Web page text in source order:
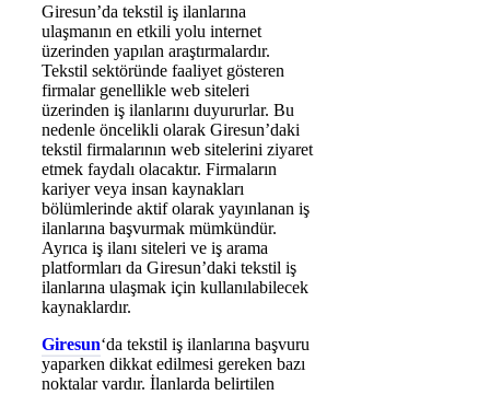
Giresun’da tekstil iş ilanlarına
ulaşmanın en etkili yolu internet
üzerinden yapılan araştırmalardır.
Tekstil sektöründe faaliyet gösteren
firmalar genellikle web siteleri
üzerinden iş ilanlarını duyururlar. Bu
nedenle öncelikli olarak Giresun’daki
tekstil firmalarının web sitelerini ziyaret
etmek faydalı olacaktır. Firmaların
kariyer veya insan kaynakları
bölümlerinde aktif olarak yayınlanan iş
ilanlarına başvurmak mümkündür.
Ayrıca iş ilanı siteleri ve iş arama
platformları da Giresun’daki tekstil iş
ilanlarına ulaşmak için kullanılabilecek
kaynaklardır.
Giresun‘da tekstil iş ilanlarına başvuru
yaparken dikkat edilmesi gereken bazı
noktalar vardır. İlanlarda belirtilen